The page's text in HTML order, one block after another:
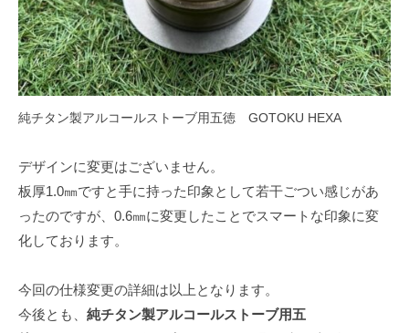
純チタン製アルコールストーブ用五徳 GOTOKU HEXA
デザインに変更はございません。
板厚1.0㎜ですと手に持った印象として若干ごつい感じがあ
ったのですが、0.6㎜に変更したことでスマートな印象に変
化しております。
今回の仕様変更の詳細は以上となります。
今後とも、 純チタン製アルコールストーブ用五